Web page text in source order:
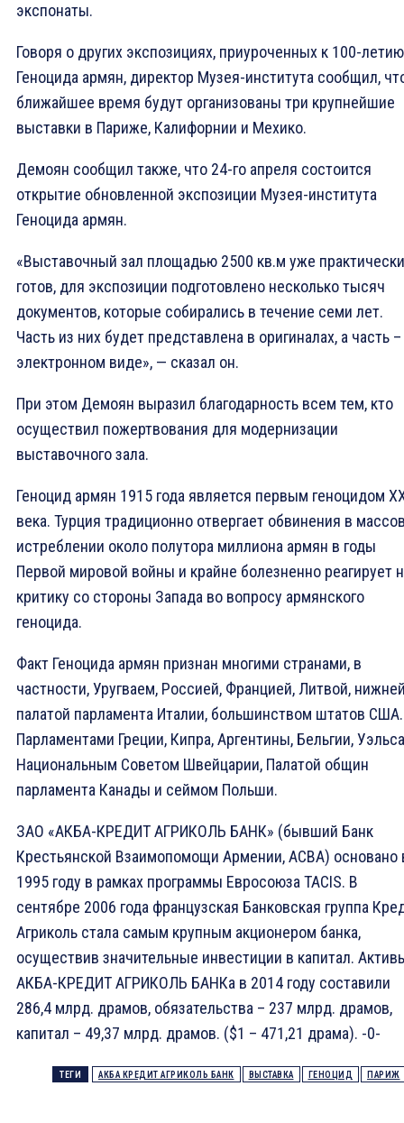
экспонаты.
Говоря о других экспозициях, приуроченных к 100-летию
Геноцида армян, директор Музея-института сообщил,
ближайшее время будут организованы три крупнейшие
выставки в Париже, Калифорнии и Мехико.
Демоян сообщил также, что 24-го апреля состоится
открытие обновленной экспозиции Музея-института
Геноцида армян.
«Выставочный зал площадью 2500 кв.м уже практически
готов, для экспозиции подготовлено несколько тысяч
документов, которые собирались в течение семи лет.
Часть из них будет представлена в оригиналах, а часть
электронном виде», — сказал он.
При этом Демоян выразил благодарность всем тем, кто
осуществил пожертвования для модернизации
выставочного зала.
Геноцид армян 1915 года является первым геноцидом
века. Турция традиционно отвергает обвинения в
истреблении около полутора миллиона армян в годы
Первой мировой войны и крайне болезненно реагирует
критику со стороны Запада во вопросу армянского
геноцида.
Факт Геноцида армян признан многими странами, в
частности, Уругваем, Россией, Францией, Литвой,
палатой парламента Италии, большинством штатов США.
Парламентами Греции, Кипра, Аргентины, Бельгии,
Национальным Советом Швейцарии, Палатой общин
парламента Канады и сеймом Польши.
ЗАО «АКБА-КРЕДИТ АГРИКОЛЬ БАНК» (бывший Банк
Крестьянской Взаимопомощи Армении, ACBA) основано
1995 году в рамках программы Евросоюза TACIS. В
сентябре 2006 года французская Банковская группа
Агриколь стала самым крупным акционером банка,
осуществив значительные инвестиции в капитал.
АКБА-КРЕДИТ АГРИКОЛЬ БАНКа в 2014 году составили
286,4 млрд. драмов, обязательства – 237 млрд. драмов,
капитал – 49,37 млрд. драмов. ($1 – 471,21 драма). -0-
ТЕГИ АКБА КРЕДИТ АГРИКОЛЬ БАНК ВЫСТАВКА ГЕНОЦИД ПАРИЖ